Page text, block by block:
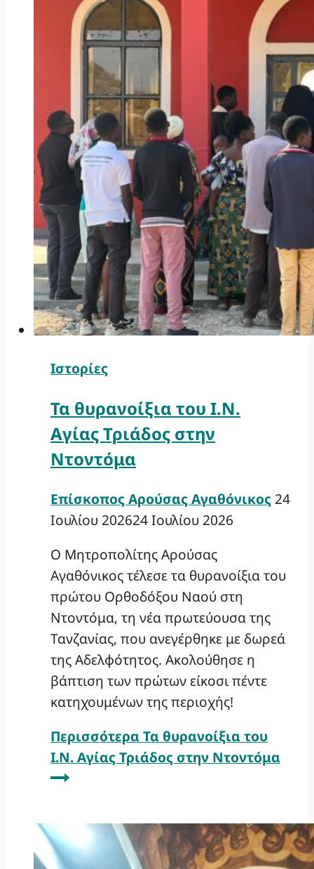
Ιστορίες
Τα θυρανοίξια του Ι.Ν.
Αγίας Τριάδος στην
Ντοντόμα
Επίσκοπος Αρούσας Αγαθόνικος 24
Ιουλίου 202624 Ιουλίου 2026
Ο Μητροπολίτης Αρούσας
Αγαθόνικος τέλεσε τα θυρανοίξια του
πρώτου Ορθοδόξου Ναού στη
Ντοντόμα, τη νέα πρωτεύουσα της
Τανζανίας, που ανεγέρθηκε με δωρεά
της Αδελφότητος. Ακολούθησε η
βάπτιση των πρώτων είκοσι πέντε
κατηχουμένων της περιοχής!
Περισσότερα Τα θυρανοίξια του
Ι.Ν. Αγίας Τριάδος στην Ντοντόμα